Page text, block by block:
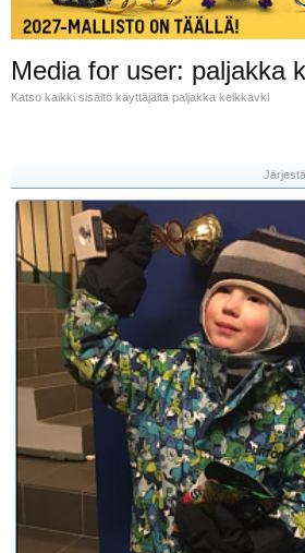
Media for user: paljakka
Katso kaikki sisältö käyttäjältä paljakka kelkkavkl